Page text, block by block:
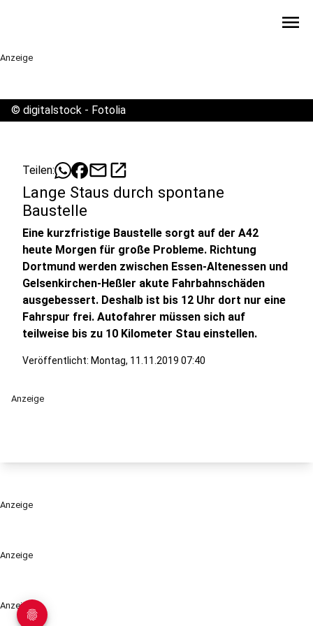
menu
Anzeige
Anzeige
Anzeige
© digitalstock - Fotolia
Teilen: mailopen_in_new
Lange Staus durch spontane
Baustelle
Eine kurzfristige Baustelle sorgt auf der A42
heute Morgen für große Probleme. Richtung
Dortmund werden zwischen Essen-Altenessen und
Gelsenkirchen-Heßler akute Fahrbahnschäden
ausgebessert. Deshalb ist bis 12 Uhr dort nur eine
Fahrspur frei. Autofahrer müssen sich auf
teilweise bis zu 10 Kilometer Stau einstellen.
Veröffentlicht: Montag, 11.11.2019 07:40
Anzeige
Anzeige